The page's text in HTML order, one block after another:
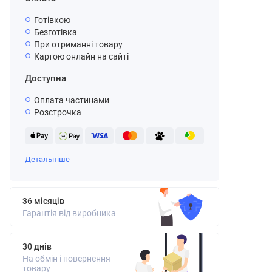
Готівкою
Безготівка
При отриманні товару
Картою онлайн на сайті
Доступна
Оплата частинами
Розстрочка
Детальніше
36 місяців
Гарантія від виробника
30 днів
На обмін і повернення
товару